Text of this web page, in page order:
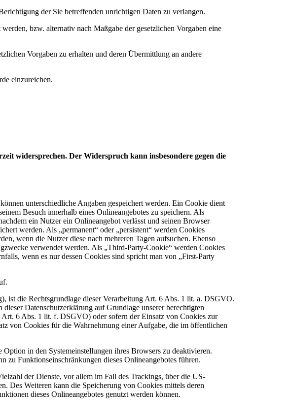
der Sie betreffenden unrichtigen Daten zu verlangen.
bzw. alternativ nach Maßgabe der gesetzlichen Vorgaben eine
Vorgaben zu erhalten und deren Übermittlung an andere
einzureichen.
widersprechen. Der Widerspruch kann insbesondere gegen die
unterschiedliche Angaben gespeichert werden. Ein Cookie dient
Besuch innerhalb eines Onlineangebotes zu speichern. Als
ein Nutzer ein Onlineangebot verlässt und seinen Browser
werden. Als „permanent“ oder „persistent“ werden Cookies
wenn die Nutzer diese nach mehreren Tagen aufsuchen. Ebenso
verwendet werden. Als „Third-Party-Cookie“ werden Cookies
wenn es nur dessen Cookies sind spricht man von „First-Party
die Rechtsgrundlage dieser Verarbeitung Art. 6 Abs. 1 lit. a. DSGVO.
Datenschutzerklärung auf Grundlage unserer berechtigten
Art. 6 Abs. 1 lit. f. DSGVO) oder sofern der Einsatz von Cookies zur
von Cookies für die Wahrnehmung einer Aufgabe, die im öffentlichen
in den Systemeinstellungen ihres Browsers zu deaktivieren.
zu Funktionseinschränkungen dieses Onlineangebotes führen.
der Dienste, vor allem im Fall des Trackings, über die US-
Des Weiteren kann die Speicherung von Cookies mittels deren
dieses Onlineangebotes genutzt werden können.